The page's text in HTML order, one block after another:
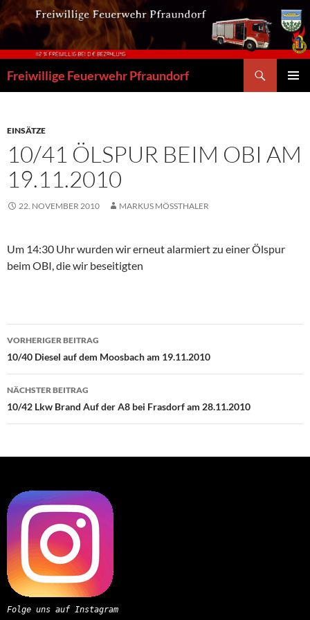
Zum
Inhalt
springen
Freiwillige Feuerwehr Pfraundorf
EINSÄTZE
10/41 ÖLSPUR BEIM OBI AM
19.11.2010
22. NOVEMBER 2010 MARKUS MÖSSTHALER
Um 14:30 Uhr wurden wir erneut alarmiert zu einer Ölspur
beim OBI, die wir beseitigten
Beitragsnavigation
VORHERIGER BEITRAG
10/40 Diesel auf dem Moosbach am 19.11.2010
NÄCHSTER BEITRAG
10/42 Lkw Brand Auf der A8 bei Frasdorf am 28.11.2010
Folge uns auf Instagram